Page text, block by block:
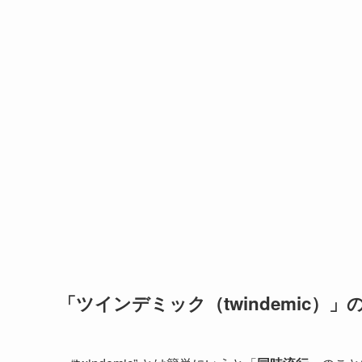
「ツインデミック（twindemic）」